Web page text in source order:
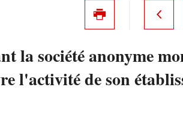
la société anonyme
l'activité de son